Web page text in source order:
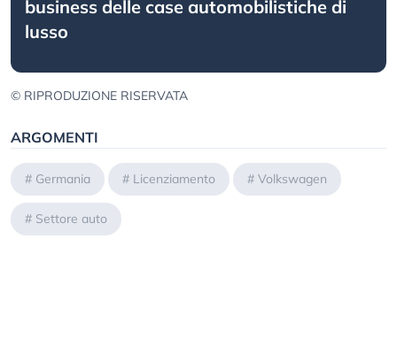
business delle case automobilistiche di
lusso
© RIPRODUZIONE RISERVATA
ARGOMENTI
# Germania # Licenziamento # Volkswagen
# Settore auto